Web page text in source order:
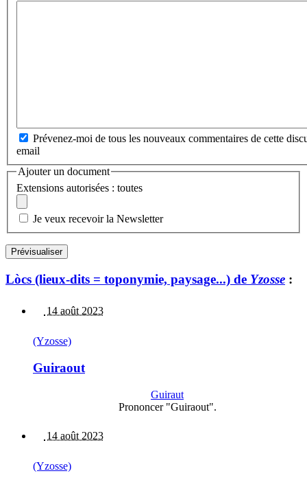
Prévenez-moi de tous les nouveaux commentaires de cette
email
Ajouter un document
Extensions autorisées : toutes
Je veux recevoir la Newsletter
Lòcs (lieux-dits = toponymie, paysage...) de Yzosse :
14 août 2023
(Yzosse)
Guiraout
Guiraut
Prononcer "Guiraout".
14 août 2023
(Yzosse)